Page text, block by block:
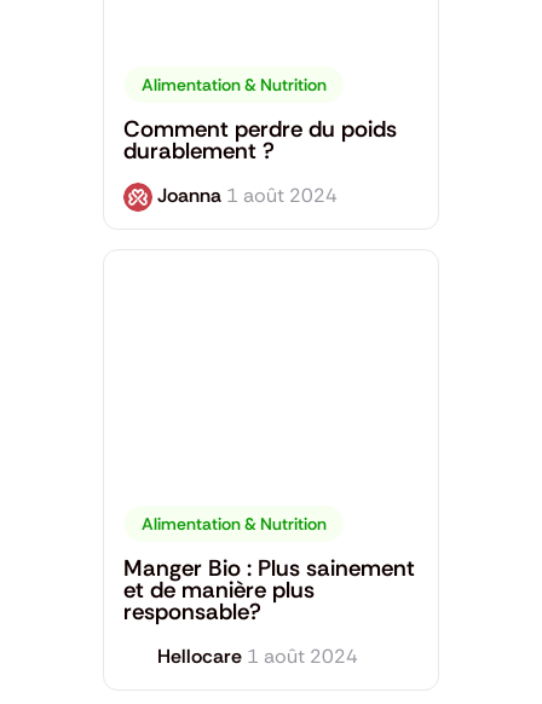
Alimentation & Nutrition
Comment perdre du poids
durablement ?
Joanna 1 août 2024
Alimentation & Nutrition
Manger Bio : Plus sainement
et de manière plus
responsable?
Hellocare 1 août 2024